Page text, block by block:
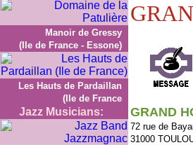
Manoir de Gressy
(Ile de France - Essone)
Les Hauts de Pardaillan
(Ile de France
Jazz Musicians: GRAND
72 rue de
31000